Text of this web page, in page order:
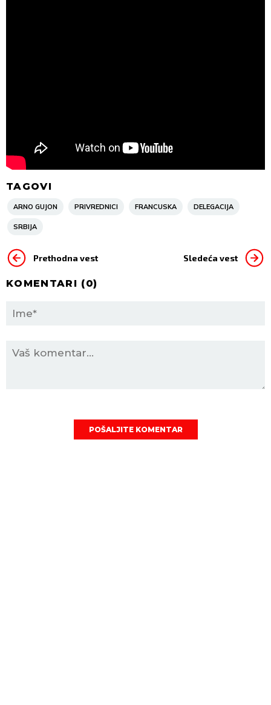
TAGOVI
ARNO GUJON PRIVREDNICI FRANCUSKA DELEGACIJA
SRBIJA
Prethodna vest Sledeća vest
KOMENTARI (0)
POŠALJITE KOMENTAR